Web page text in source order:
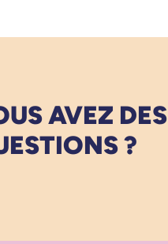
AVEZ DES
?